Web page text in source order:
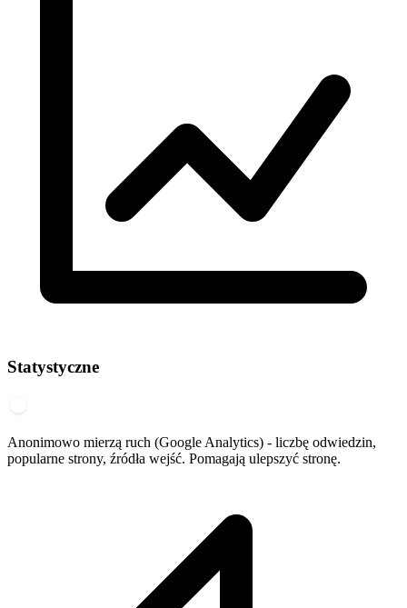
Statystyczne
Anonimowo mierzą ruch (Google Analytics) - liczbę odwiedzin,
popularne strony, źródła wejść. Pomagają ulepszyć stronę.